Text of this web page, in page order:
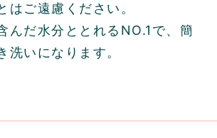
はご遠慮ください。
んだ水分ととれるNO.1で、簡
洗いになります。